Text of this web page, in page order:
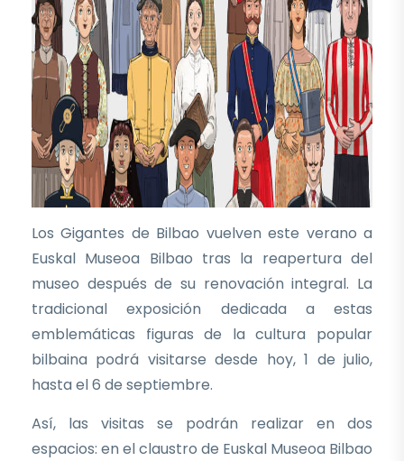
Los Gigantes de Bilbao vuelven este verano a
Euskal Museoa Bilbao tras la reapertura del
museo después de su renovación integral. La
tradicional exposición dedicada a estas
emblemáticas figuras de la cultura popular
bilbaina podrá visitarse desde hoy, 1 de julio,
hasta el 6 de septiembre.
Así, las visitas se podrán realizar en dos
espacios: en el claustro de Euskal Museoa Bilbao